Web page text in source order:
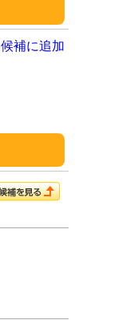
候補に追加